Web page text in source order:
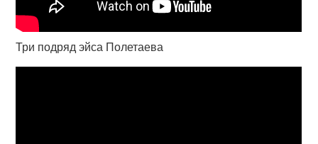
Три подряд эйса Полетаева